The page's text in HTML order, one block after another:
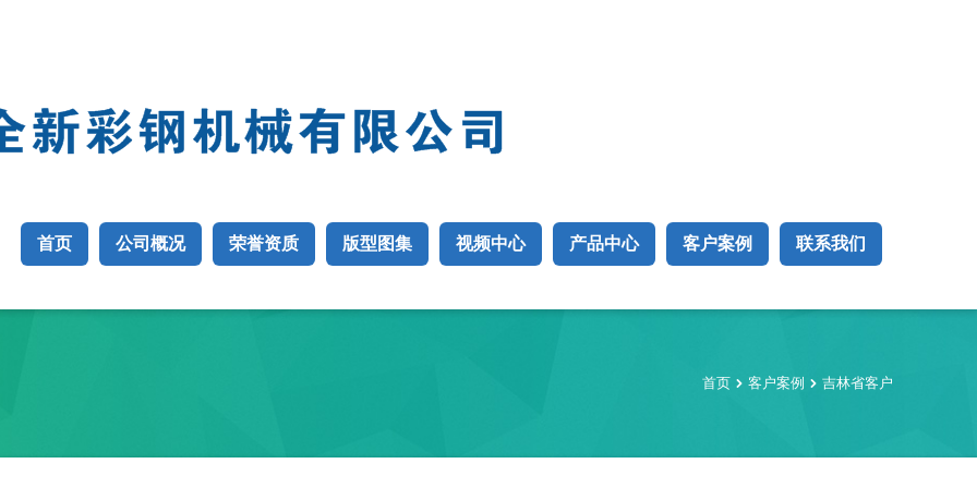
首页 公司概况 荣誉资质 版型图集 视频中心 产品中心 客户案例 联系我们
首页 客户案例 吉林省客户